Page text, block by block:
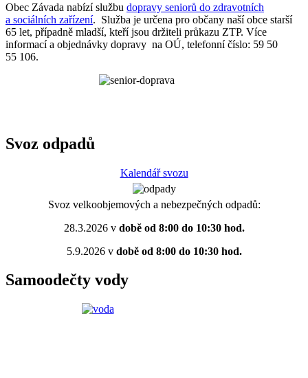
Obec Závada nabízí službu dopravy seniorů do zdravotních
a sociálních zařízení. Služba je určena pro občany naší obce starší
65 let, případně mladší, kteří jsou držiteli průkazu ZTP. Více
informací a objednávky dopravy na OÚ, telefonní číslo: 59 50
55 106.
Svoz odpadů
Kalendář svozu
Svoz velkoobjemových a nebezpečných odpadů:
28.3.2026 vdobě od 8:00 do 10:30 hod.
5.9.2026 vdobě od 8:00 do 10:30 hod.
Samoodečty vody